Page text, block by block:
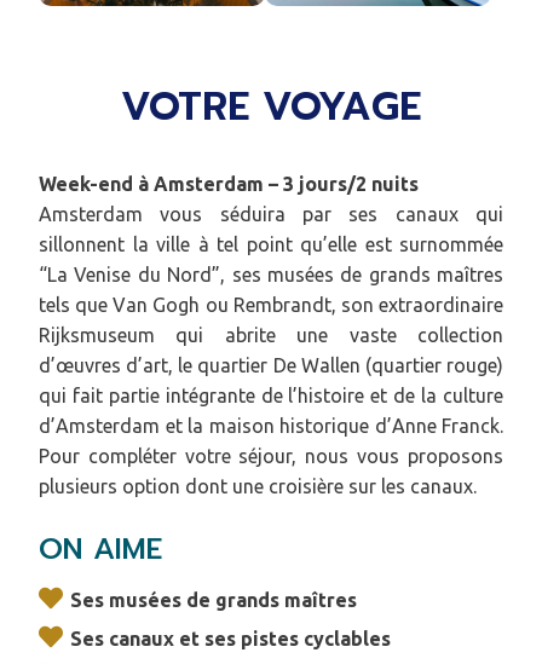
VOTRE VOYAGE
Week-end à Amsterdam – 3 jours/2 nuits
Amsterdam vous séduira par ses canaux qui
sillonnent la ville à tel point qu’elle est surnommée
“La Venise du Nord”, ses musées de grands maîtres
tels que Van Gogh ou Rembrandt, son extraordinaire
Rijksmuseum qui abrite une vaste collection
d’œuvres d’art, le quartier De Wallen (quartier rouge)
qui fait partie intégrante de l’histoire et de la culture
d’Amsterdam et la maison historique d’Anne Franck.
Pour compléter votre séjour, nous vous proposons
plusieurs option dont une croisière sur les canaux.
ON AIME
Ses musées de grands maîtres
Ses canaux et ses pistes cyclables